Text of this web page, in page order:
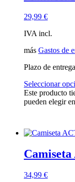
29,99 €
IVA incl.
más Gastos de
Plazo de
Seleccionar
Este producto
pueden elegir
34,99 €